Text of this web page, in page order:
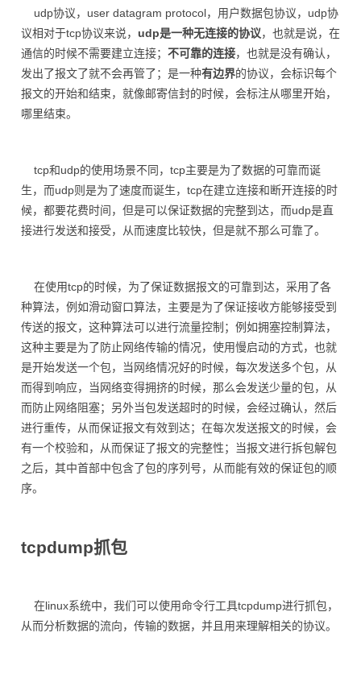
udp协议，user datagram protocol，用户数据包协议，udp协
议相对于tcp协议来说， udp是一种无连接的协议，也就是说，在
通信的时候不需要建立连接； 不可靠的连接，也就是没有确认，
发出了报文了就不会再管了；是一种有边界的协议，会标识每个
报文的开始和结束，就像邮寄信封的时候，会标注从哪里开始，
哪里结束。
tcp和udp的使用场景不同，tcp主要是为了数据的可靠而诞
生，而udp则是为了速度而诞生，tcp在建立连接和断开连接的时
候，都要花费时间，但是可以保证数据的完整到达，而udp是直
接进行发送和接受，从而速度比较快，但是就不那么可靠了。
在使用tcp的时候，为了保证数据报文的可靠到达，采用了各
种算法，例如滑动窗口算法，主要是为了保证接收方能够接受到
传送的报文，这种算法可以进行流量控制；例如拥塞控制算法，
这种主要是为了防止网络传输的情况，使用慢启动的方式，也就
是开始发送一个包，当网络情况好的时候，每次发送多个包，从
而得到响应，当网络变得拥挤的时候，那么会发送少量的包，从
而防止网络阻塞；另外当包发送超时的时候，会经过确认，然后
进行重传，从而保证报文有效到达；在每次发送报文的时候，会
有一个校验和，从而保证了报文的完整性；当报文进行拆包解包
之后，其中首部中包含了包的序列号，从而能有效的保证包的顺
序。
tcpdump抓包
在linux系统中，我们可以使用命令行工具tcpdump进行抓包，
从而分析数据的流向，传输的数据，并且用来理解相关的协议。